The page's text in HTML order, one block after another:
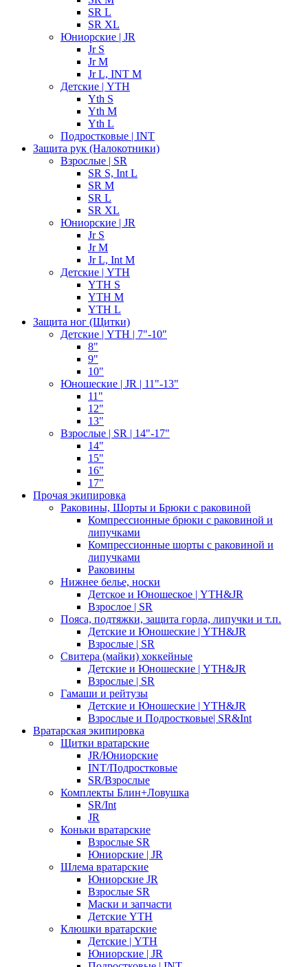
SR L
SR XL
Юниорские | JR
Jr S
Jr M
Jr L, INT M
Детские | YTH
Yth S
Yth M
Yth L
Подростковые | INT
Защита рук (Налокотники)
Взрослые | SR
SR S, Int L
SR M
SR L
SR XL
Юниорские | JR
Jr S
Jr M
Jr L, Int M
Детские | YTH
YTH S
YTH M
YTH L
Защита ног (Щитки)
Детские | YTH | 7"-10"
8"
9"
10"
Юношеские | JR | 11"-13"
11"
12"
13"
Взрослые | SR | 14"-17"
14"
15"
16"
17"
Прочая экипировка
Раковины, Шорты и Брюки с раковиной
Компрессионные брюки с раковиной и
липучками
Компрессионные шорты с раковиной и
липучками
Раковины
Нижнее белье, носки
Детское и Юношеское | YTH&JR
Взрослое | SR
Пояса, подтяжки, защита горла, липучки и т.п.
Детские и Юношеские | YTH&JR
Взрослые | SR
Свитера (майки) хоккейные
Детские и Юношеские | YTH&JR
Взрослые | SR
Гамаши и рейтузы
Детские и Юношеские | YTH&JR
Взрослые и Подростковые| SR&Int
Вратарская экипировка
Щитки вратарские
JR/Юниорские
INT/Подростковые
SR/Взрослые
Комплекты Блин+Ловушка
SR/Int
JR
Коньки вратарские
Взрослые SR
Юниорские | JR
Шлема вратарские
Юниорские JR
Взрослые SR
Маски и запчасти
Детские YTH
Клюшки вратарские
Детские | YTH
Юниорские | JR